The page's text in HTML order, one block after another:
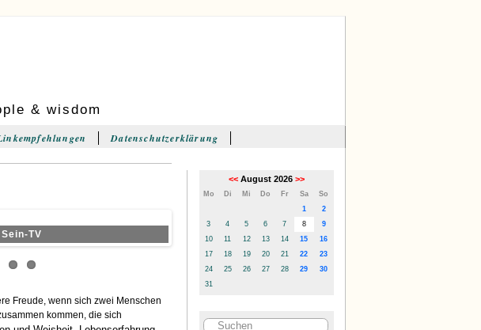
& wisdom
Datenschutzerklärung
<<August 2026 >>
Mo Di Mi Do Fr Sa
So
1
2
3
4 5 6 7 8
9
10
11 12 13 14 15
16
17
18 19 20 21 22
23
24
25 26 27 28 29
30
31
TV Wir brauchen mehr Civil Courage!
Freude, wenn sich zwei Menschen
kommen, die sich